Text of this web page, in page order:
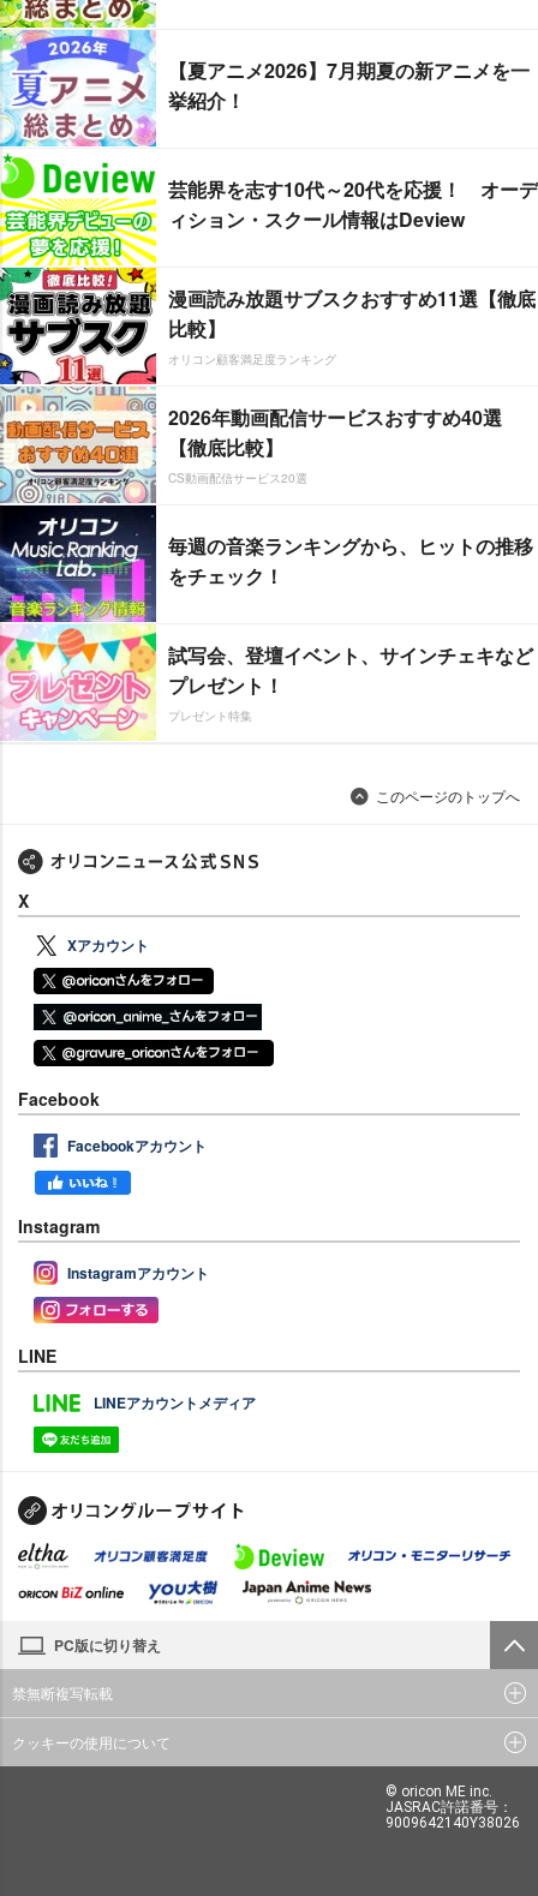
【夏アニメ2026】7月期夏の新アニメを一
挙紹介！
芸能界を志す10代～20代を応援！ オーデ
ィション・スクール情報はDeview
漫画読み放題サブスクおすすめ11選【徹底
比較】
オリコン顧客満足度ランキング
2026年動画配信サービスおすすめ40選
【徹底比較】
CS動画配信サービス20選
毎週の音楽ランキングから、ヒットの推移
をチェック！
試写会、登壇イベント、サインチェキなど
プレゼント！
プレゼント特集
このページのトップへ
X
Xアカウント
Facebook
Facebookアカウント
Instagram
Instagramアカウント
LINE
LINEアカウントメディア
PC版に切り替え
禁無断複写転載
クッキーの使用について
© oricon ME inc.
JASRAC許諾番号：
9009642140Y38026